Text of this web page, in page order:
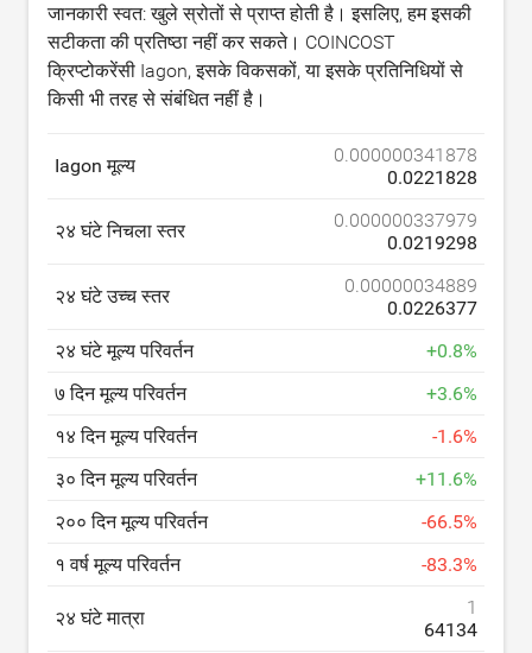
जानकारी स्वत: खुले स्रोतों से प्राप्त होती है। इसलिए, हम इसकी
सटीकता की प्रतिष्ठा नहीं कर सकते। COINCOST
क्रिप्टोकरेंसी Iagon, इसके विकसकों, या इसके प्रतिनिधियों से
किसी भी तरह से संबंधित नहीं है।
Iagon मूल्य
0.000000341878
0.0221828
२४ घंटे निचला स्तर
0.000000337979
0.0219298
२४ घंटे उच्च स्तर
0.00000034889
0.0226377
२४ घंटे मूल्य परिवर्तन
+0.8%
७ दिन मूल्य परिवर्तन
+3.6%
१४ दिन मूल्य परिवर्तन
-1.6%
३० दिन मूल्य परिवर्तन
+11.6%
२०० दिन मूल्य परिवर्तन
-66.5%
१ वर्ष मूल्य परिवर्तन
-83.3%
२४ घंटे मात्रा
1
64134